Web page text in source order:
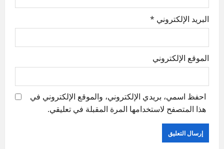
البريد الإلكتروني *
الموقع الإلكتروني
احفظ اسمي، بريدي الإلكتروني، والموقع الإلكتروني في
هذا المتصفح لاستخدامها المرة المقبلة في تعليقي.